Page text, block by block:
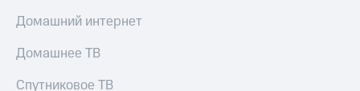
Домашний интернет
Домашнее ТВ
Спутниковое ТВ